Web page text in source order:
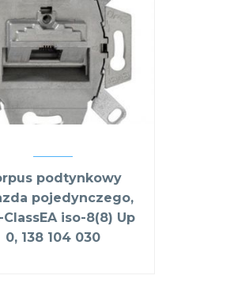
podtynkowy
pojedynczego,
ClassEA iso-8(8) Up
0, 138 104 030